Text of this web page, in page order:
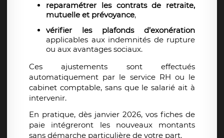
reparamétrer les contrats de retraite,
mutuelle et prévoyance,
vérifier les plafonds d’exonération
applicables aux indemnités de rupture
ou aux avantages sociaux.
Ces ajustements sont effectués
automatiquement par le service RH ou le
cabinet comptable, sans que le salarié ait à
intervenir.
En pratique, dès janvier 2026, vos fiches de
paie intégreront les nouveaux montants
sans démarche particulière de votre part.